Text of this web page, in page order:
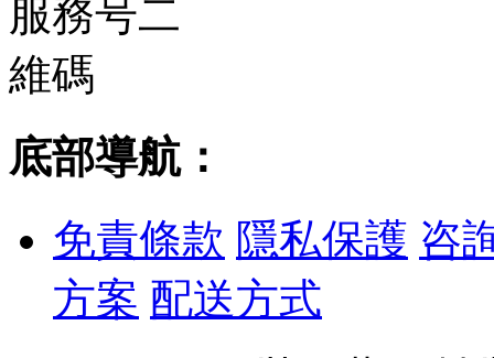
底部導航：
免責條款 隱私保護 咨
方案 配送方式